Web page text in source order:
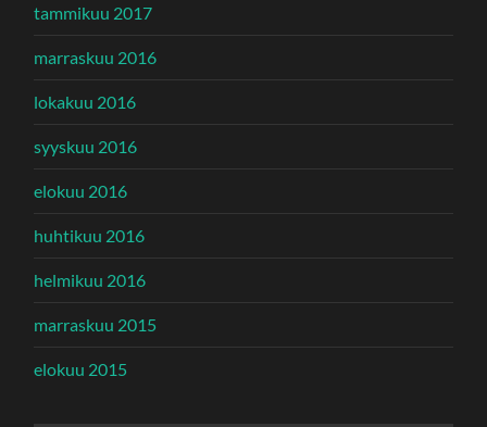
tammikuu 2017
marraskuu 2016
lokakuu 2016
syyskuu 2016
elokuu 2016
huhtikuu 2016
helmikuu 2016
marraskuu 2015
elokuu 2015